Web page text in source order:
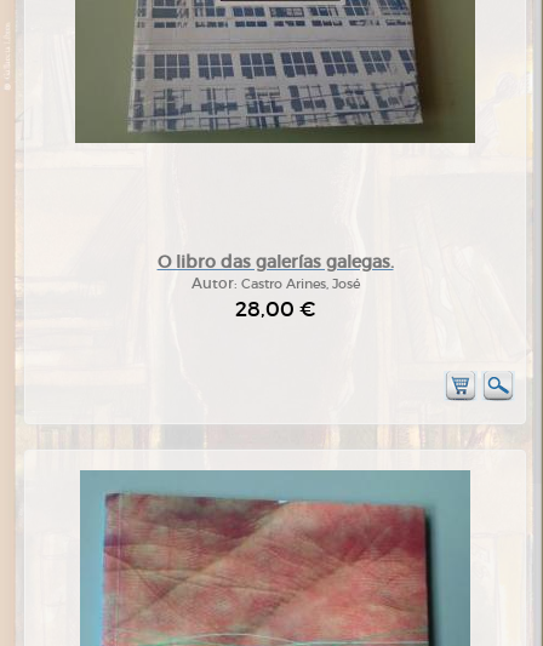
O libro das galerías galegas.
Autor: Castro Arines, José
28,00 €